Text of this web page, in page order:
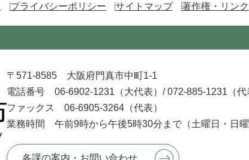
プライバシーポリシー サイトマップ 著作権・リンク
〒571-8585 大阪府門真市中町1-1
電話番号 06-6902-1231（大代表）/072-885-1231（代
ファックス 06-6905-3264（代表）
業務時間 午前9時から午後5時30分まで （土曜日・日
各課の案内・お問い合わせ